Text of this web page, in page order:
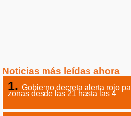
Noticias más leídas ahora
Gobierno decreta alerta rojo
zonas desde las 21 hasta las 4